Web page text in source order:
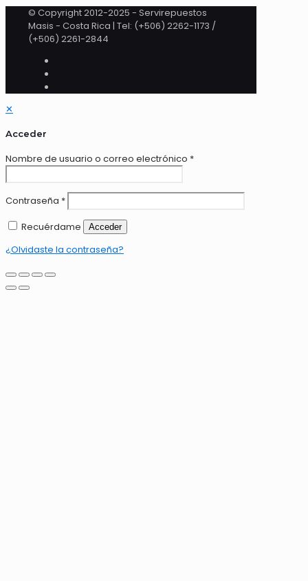
© Copyright 2012-2025 - Servirepuestos
Masis - Costa Rica | Tel: (+506) 2262-1173 /
(+506) 2261-2844
✕
Acceder
Nombre de usuario o correo electrónico *
Contraseña *
Recuérdame
Acceder
¿Olvidaste la contraseña?